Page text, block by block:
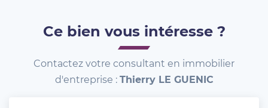
Ce bien vous intéresse ?
Contactez votre consultant en immobilier
d'entreprise : Thierry LE GUENIC